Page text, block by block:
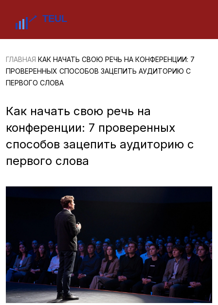
ГЛАВНАЯ КАК НАЧАТЬ СВОЮ РЕЧЬ НА КОНФЕРЕНЦИИ: 7
ПРОВЕРЕННЫХ СПОСОБОВ ЗАЦЕПИТЬ АУДИТОРИЮ С
ПЕРВОГО СЛОВА
Как начать свою речь на
конференции: 7 проверенных
способов зацепить аудиторию с
первого слова